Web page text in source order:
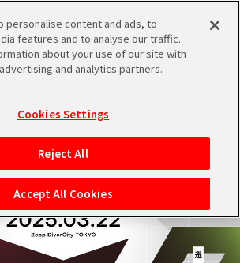
スケジュール 検索
で
スター ポータルへの登録について
シリアルコード・
あいことば
Pレポ
EVENT
イベント
personalise content and ads, to
features and to analyse our traffic.
about your use of our site with
and analytics partners.
Cookies Settings
Reject All
Accept All Cookies